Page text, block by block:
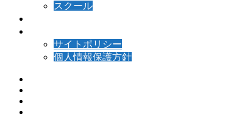
スクール
サイトポリシー
個人情報保護方針